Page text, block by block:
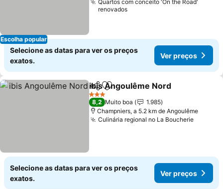
Escolha popular
Quartos com conceito 'On the Road'
renovados
Selecione as datas para ver os preços
exatos.
Ver preços
PartilharAdicionar aos favoritos
ibis Angoulême Nord
3 Estrelas
8,2 Muito boa
1.985
Champniers, a 5.2 km de Angoulême
Culinária regional no La Boucherie
Selecione as datas para ver os preços
exatos.
Ver preços